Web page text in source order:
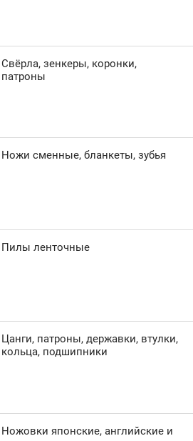
Свёрла, зенкеры, коронки,
патроны
Ножи сменные, бланкеты, зубья
Пилы ленточные
Цанги, патроны, державки, втулки,
кольца, подшипники
Ножовки японские, английские и